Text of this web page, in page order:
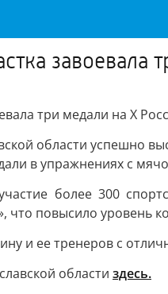
три медали на X
области успешно
в упражнениях с
более 300
что повысило уровень
и ее тренеров с
области здесь.